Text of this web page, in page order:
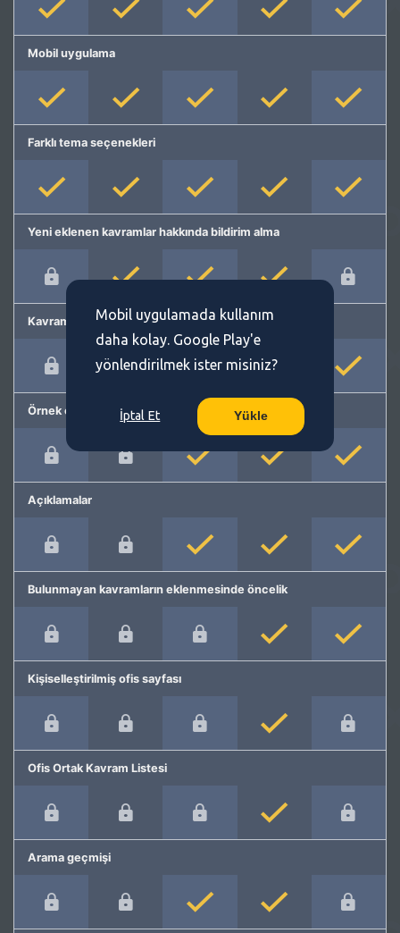
Mobil uygulama
Farklı tema seçenekleri
Yeni eklenen kavramlar hakkında bildirim alma
Kavram önerme
Örnek cümleler
Açıklamalar
Bulunmayan kavramların eklenmesinde öncelik
Kişiselleştirilmiş ofis sayfası
Ofis Ortak Kavram Listesi
Arama geçmişi
Mobil uygulamada kullanım
daha kolay. Google Play'e
yönlendirilmek ister misiniz?
İptal Et Yükle